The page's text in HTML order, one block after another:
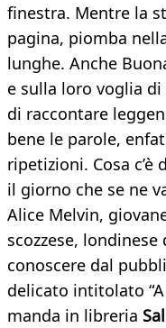
finestra. Mentre la
pagina, piomba
lunghe. Anche
e sulla loro voglia
di raccontare
bene le parole,
ripetizioni. Cosa
il giorno che se ne
Alice Melvin,
scozzese,
conoscere dal
delicato intitolato “A
manda in libreria